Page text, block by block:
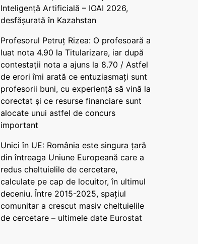
Inteligență Artificială – IOAI 2026,
desfășurată în Kazahstan
Profesorul Petruț Rizea: O profesoară a
luat nota 4.90 la Titularizare, iar după
contestații nota a ajuns la 8.70 / Astfel
de erori îmi arată ce entuziasmați sunt
profesorii buni, cu experiență să vină la
corectat și ce resurse financiare sunt
alocate unui astfel de concurs
important
Unici în UE: România este singura țară
din întreaga Uniune Europeană care a
redus cheltuielile de cercetare,
calculate pe cap de locuitor, în ultimul
deceniu. Între 2015-2025, spațiul
comunitar a crescut masiv cheltuielile
de cercetare – ultimele date Eurostat